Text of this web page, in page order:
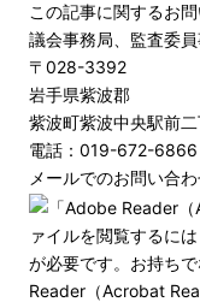
この記事に関するお
議会事務局、監査委
〒028-3392
岩手県紫波郡
紫波町紫波中央駅前
電話：019-672-6866
メールでのお問い合
ァイルを閲覧するに
が必要です。お持ち
Reader（Acrobat